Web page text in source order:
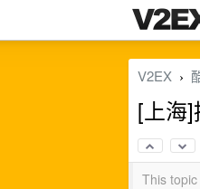
V2EX ›
[上海]
This